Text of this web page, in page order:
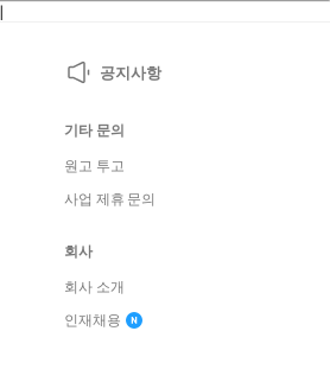
공지사항
기타 문의
원고 투고
사업 제휴 문의
회사
회사 소개
인재채용